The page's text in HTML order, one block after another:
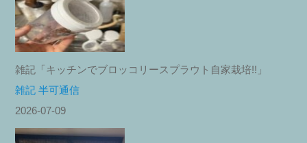
雑記「キッチンでブロッコリースプラウト自家栽培!!」
雑記 半可通信
2026-07-09